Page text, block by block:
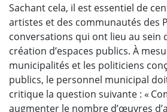
Sachant cela, il est essentiel de
artistes et des communautés des
conversations qui ont lieu au sein
création d’espaces publics. À
municipalités et les politiciens
publics, le personnel municipal
critique la question suivante : «
augmenter le nombre d’œuvres